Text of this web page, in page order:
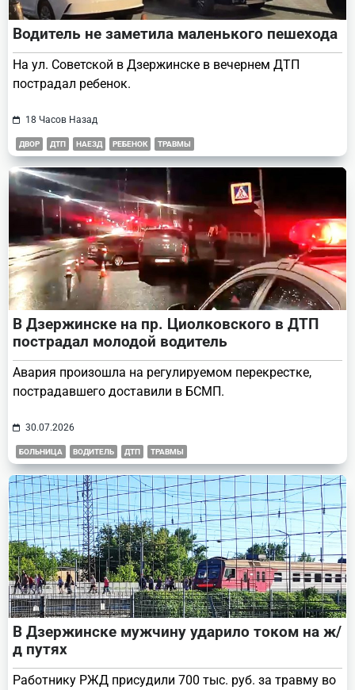
Водитель не заметила маленького пешехода
На ул. Советской в Дзержинске в вечернем ДТП
пострадал ребенок.
18 Часов Назад
ДВОР ДТП НАЕЗД РЕБЕНОК ТРАВМЫ
В Дзержинске на пр. Циолковского в ДТП
пострадал молодой водитель
Авария произошла на регулируемом перекрестке,
пострадавшего доставили в БСМП.
30.07.2026
БОЛЬНИЦА ВОДИТЕЛЬ ДТП ТРАВМЫ
В Дзержинске мужчину ударило током на ж/
д путях
Работнику РЖД присудили 700 тыс. руб. за травму во